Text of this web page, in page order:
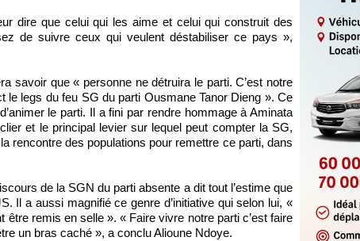
dire que celui qui les aime et celui qui construit des
de suivre ceux qui veulent déstabiliser ce pays »,
savoir que « personne ne détruira le parti. C’est notre
le legs du feu SG du parti Ousmane Tanor Dieng ». Ce
le parti. Il a fini par rendre hommage à Aminata
et le principal levier sur lequel peut compter la SG,
rencontre des populations pour remettre ce parti, dans
de la SGN du parti absente a dit tout l’estime que
Il a aussi magnifié ce genre d’initiative qui selon lui, «
remis en selle ». « Faire vivre notre parti c’est faire
un bras caché », a conclu Alioune Ndoye.